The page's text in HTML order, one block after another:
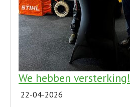
We hebben versterking!
22-04-2026